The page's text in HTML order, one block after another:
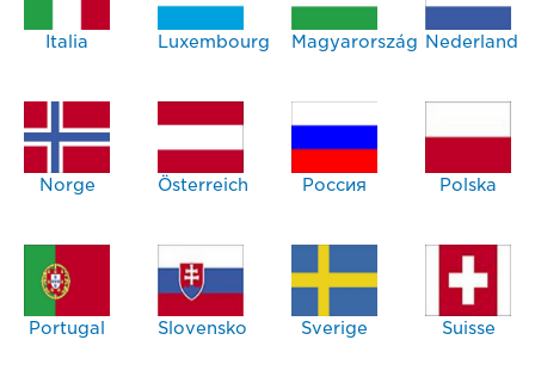
Italia Luxembourg Magyarország Nederland
Norge Österreich Россия Polska
Portugal Slovensko Sverige Suisse